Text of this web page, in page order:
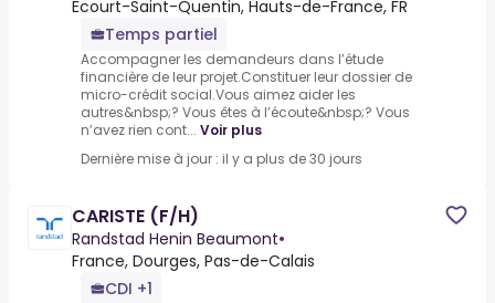
Écourt-Saint-Quentin, Hauts-de-France, FR
Temps partiel
Accompagner les demandeurs dans l’étude
financière de leur projet.Constituer leur dossier de
micro-crédit social.Vous aimez aider les
autres&nbsp;? Vous êtes à l’écoute&nbsp;? Vous
n’avez rien cont... Voir plus
Dernière mise à jour : il y a plus de 30 jours
CARISTE (F/H)
Randstad Henin Beaumont•
France, Dourges, Pas-de-Calais
CDI +1